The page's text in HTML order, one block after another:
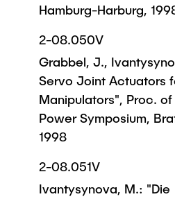
Hamburg-Harburg,
2-08.050V
Grabbel, J.,
Servo Joint Actuators
Manipulators", Proc.
Power Symposium,
1998
2-08.051V
Ivantysynova, M.: "Die